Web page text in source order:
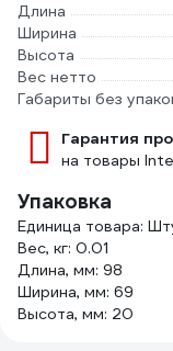
Длина
Ширина
Высота
Вес нетто
Габариты без
Гарантия
на товары
Упаковка
Единица товара:
Вес, кг: 0.01
Длина, мм: 98
Ширина, мм: 69
Высота, мм: 20